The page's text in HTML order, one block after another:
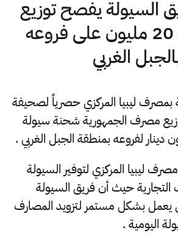
يفصح توزيع
الجمهورية 20 مليون على فروعه
الغربي
ليبيا المركزي حصرياً لصحيفة
مصرف الجمهورية شحنة سيولة
ليبيا المركزي لتوفير السيولة
التجارية حيث أن فريق السيولة
يعمل بشكل مستمر لتزويد المصارف
اليومية .